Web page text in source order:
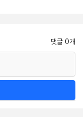
댓글 0개